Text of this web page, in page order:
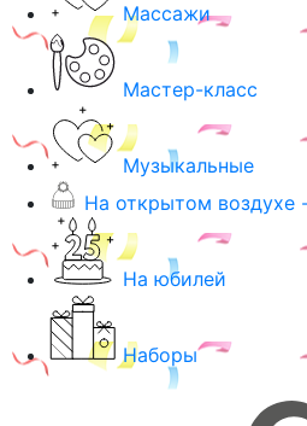
Массажи
Мастер-класс
Музыкальные
На открытом воздухе
На юбилей
Наборы